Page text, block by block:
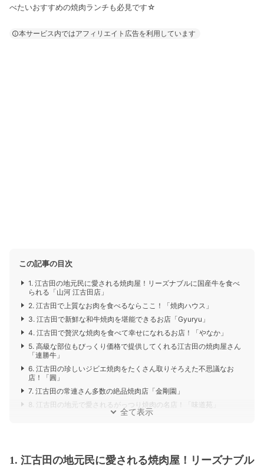
べたいおすすめの焼肉ランチも必見です☆
本サービス内ではアフィリエイト広告を利用しています
この記事の目次
1. 江古田の地元民に愛される焼肉屋！リーズナブルに国産牛を食べ
られる「山河 江古田店」
2. 江古田で上質なお肉を食べるならここ！「焼肉ハウス」
3. 江古田で新鮮な和牛焼肉を堪能できるお店「Gyuryu」
4. 江古田で贅沢な焼肉を食べて幸せになれるお店！「やなか」
5. 高級な部位もびっくり価格で提供してくれる江古田の焼肉屋さん
「連勝牛」
6. 江古田の珍しいジビエ焼肉をたくさん取りそろえた不思議なお
店！「圓」
7. 江古田の常連さん多数の絶品焼肉店「金剛園」
8. 江古田の地元で愛されるがっつり焼肉の名店！「味道苑」
全て表示
1. 江古田の地元民に愛される焼肉屋！リーズナブル